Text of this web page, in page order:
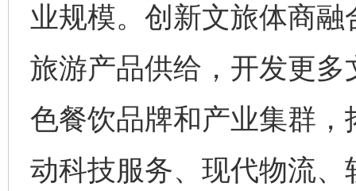
业规模。创新文旅体商
旅游产品供给，开发更
色餐饮品牌和产业集群
动科技服务、现代物流